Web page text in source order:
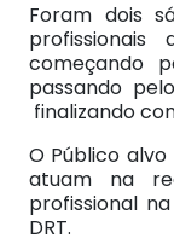
Foram dois
começando
passando
finalizando
O Público
atuam na
profissional
DRT.